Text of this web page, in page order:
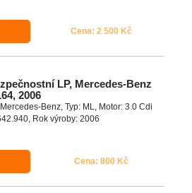
Cena: 2 500 Kč
LP, Mercedes-Benz
2006
Benz, Typ: ML, Motor: 3.0 Cdi
Rok výroby: 2006
Cena: 800 Kč